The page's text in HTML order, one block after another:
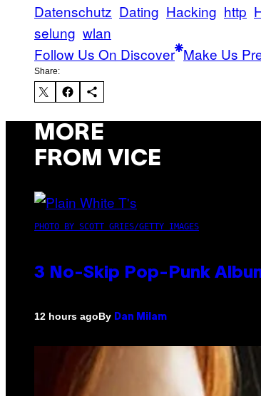
Datenschutz Dating Hacking http
selung wlan
Follow Us On Discover Make Us
Share:
MORE
FROM VICE
PHOTO BY SCOTT GRIES/GETTY IMAGES
3 No-Skip Pop-Punk
12 hours agoBy Dan Milam